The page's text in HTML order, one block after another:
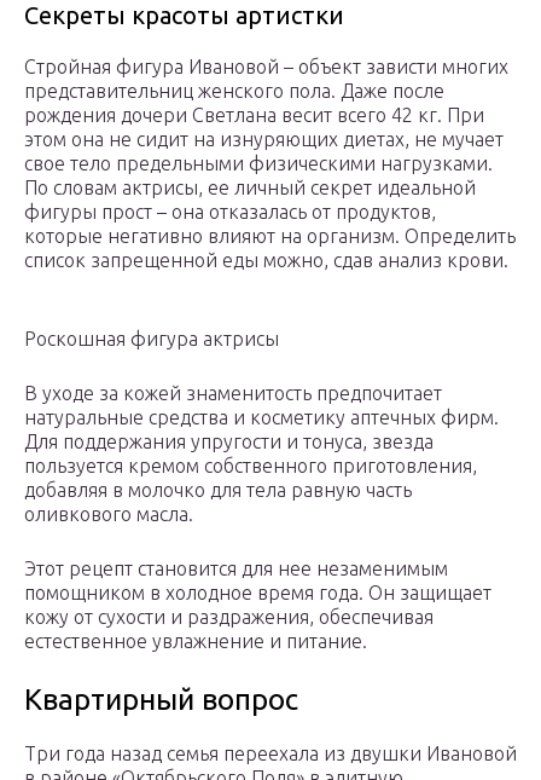
Секреты красоты артистки
Стройная фигура Ивановой – объект зависти многих
представительниц женского пола. Даже после
рождения дочери Светлана весит всего 42 кг. При
этом она не сидит на изнуряющих диетах, не мучает
свое тело предельными физическими нагрузками.
По словам актрисы, ее личный секрет идеальной
фигуры прост – она отказалась от продуктов,
которые негативно влияют на организм. Определить
список запрещенной еды можно, сдав анализ крови.
Роскошная фигура актрисы
В уходе за кожей знаменитость предпочитает
натуральные средства и косметику аптечных фирм.
Для поддержания упругости и тонуса, звезда
пользуется кремом собственного приготовления,
добавляя в молочко для тела равную часть
оливкового масла.
Этот рецепт становится для нее незаменимым
помощником в холодное время года. Он защищает
кожу от сухости и раздражения, обеспечивая
естественное увлажнение и питание.
Квартирный вопрос
Три года назад семья переехала из двушки Ивановой